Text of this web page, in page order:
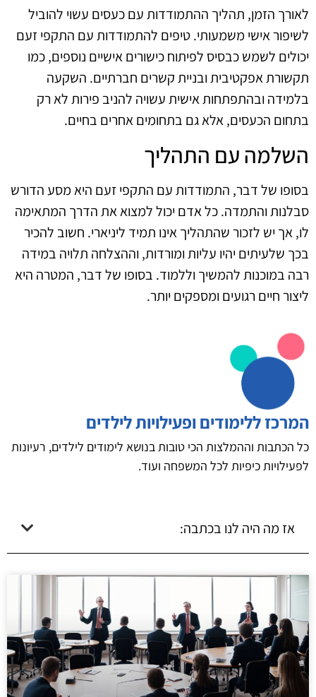
לאורך הזמן, תהליך ההתמודדות עם כעסים עשוי להוביל
לשיפור אישי משמעותי. טיפים להתמודדות עם התקפי זעם
יכולים לשמש כבסיס לפיתוח כישורים אישיים נוספים, כמו
תקשורת אפקטיבית ובניית קשרים חברתיים. השקעה
בלמידה ובהתפתחות אישית עשויה להניב פירות לא רק
בתחום הכעסים, אלא גם בתחומים אחרים בחיים.
השלמה עם התהליך
בסופו של דבר, התמודדות עם התקפי זעם היא מסע הדורש
סבלנות והתמדה. כל אדם יכול למצוא את הדרך המתאימה
לו, אך יש לזכור שהתהליך אינו תמיד ליניארי. חשוב להכיר
בכך שלעיתים יהיו עליות ומורדות, וההצלחה תלויה במידה
רבה במוכנות להמשיך וללמוד. בסופו של דבר, המטרה היא
ליצור חיים רגועים ומספקים יותר.
המרכז ללימודים ופעילויות לילדים
כל הכתבות וההמלצות הכי טובות בנושא לימודים לילדים, רעיונות
לפעילויות כיפיות לכל המשפחה ועוד.
אז מה היה לנו בכתבה: